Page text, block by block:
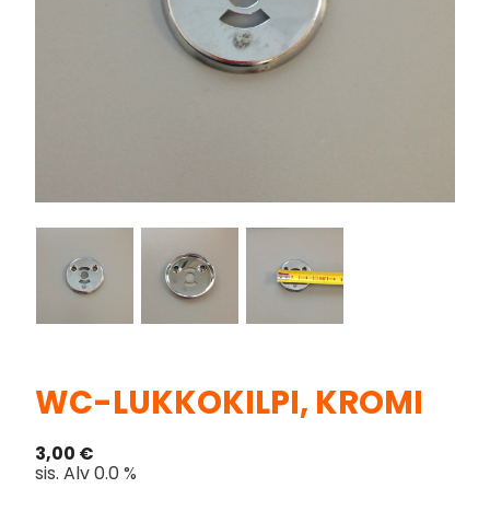
WC-LUKKOKILPI, KROMI
3,00 €
sis. Alv 0.0 %